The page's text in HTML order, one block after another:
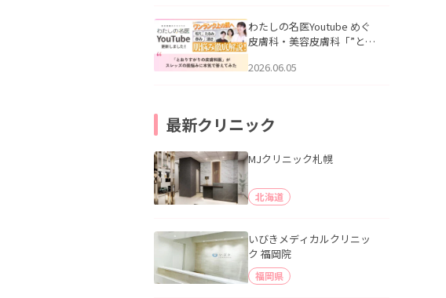
公開いたしました。
わたしの名医Youtube めぐ
皮膚科・美容皮膚科「”とお
ッズの肌悩みに本気で答え
2026.06.05
最新クリニック
MJクリニック札幌
北海道
いびきメディカルクリニッ
ク 福岡院
福岡県